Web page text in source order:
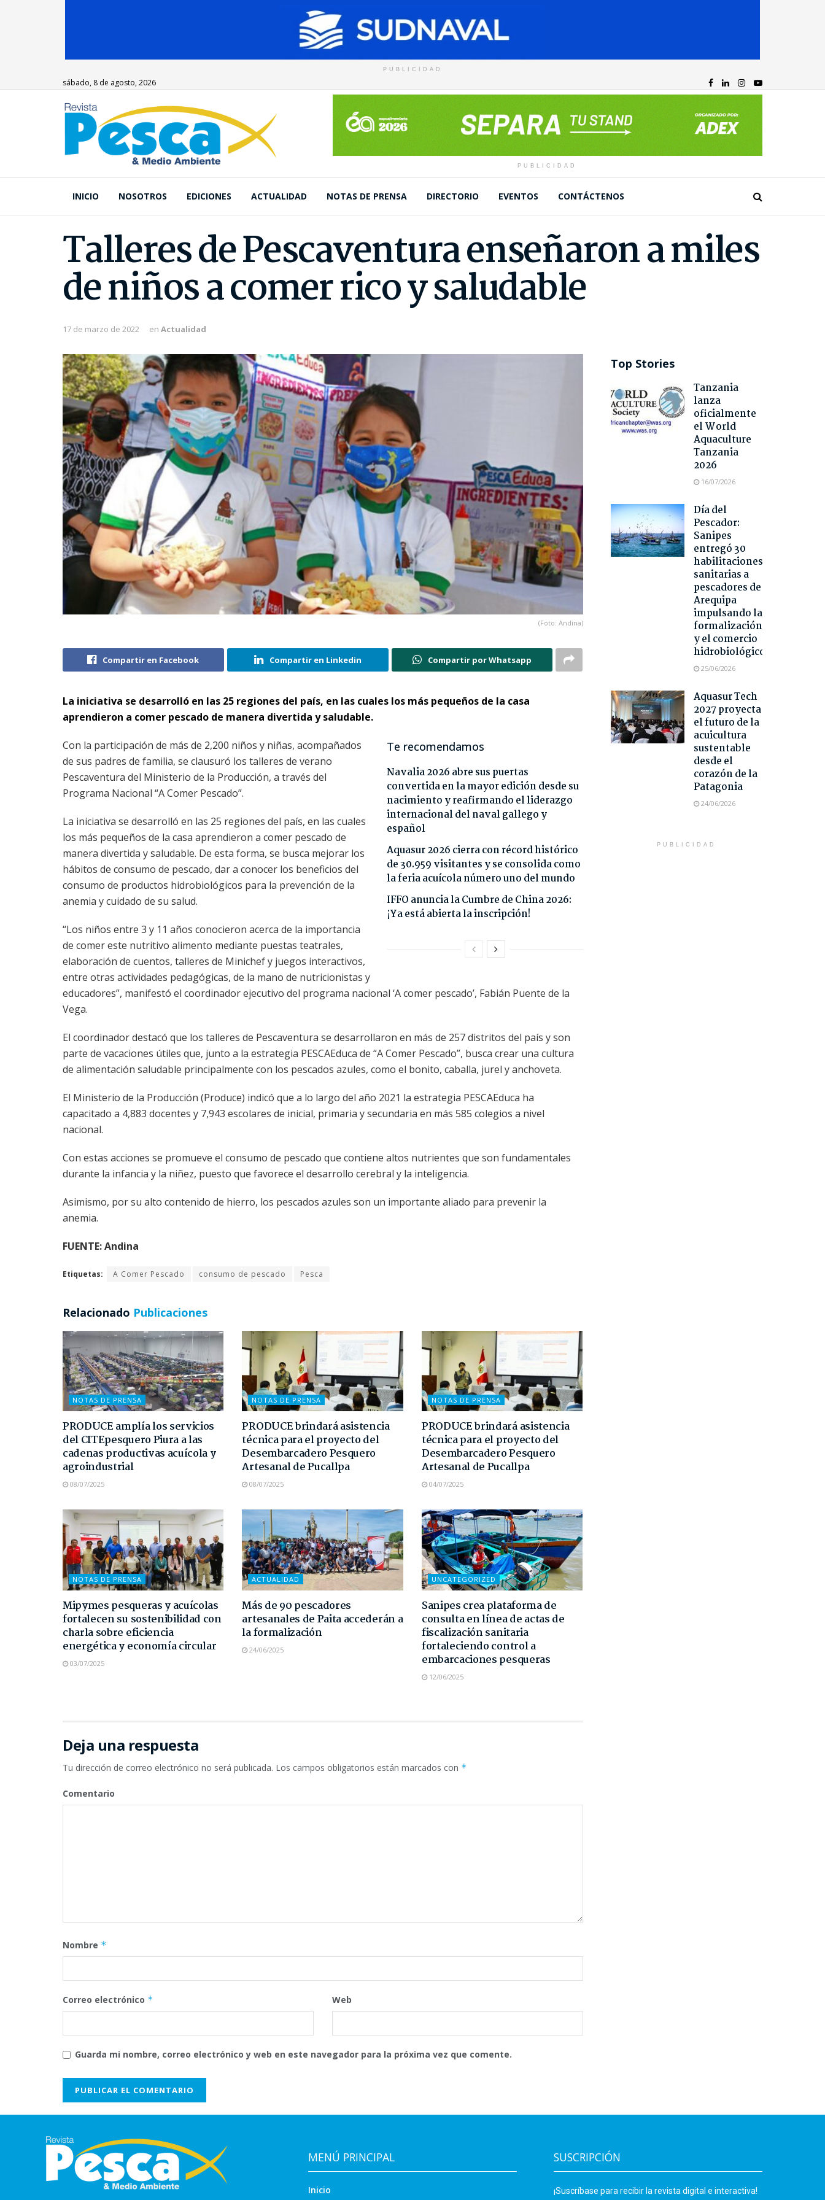
PUBLICIDAD
sábado, 8 de agosto, 2026
PUBLICIDAD
INICIO NOSOTROS EDICIONES ACTUALIDAD NOTAS DE PRENSA DIRECTORIO EVENTOS CONTÁCTENOS
Talleres de Pescaventura enseñaron a miles
de niños a comer rico y saludable
17 de marzo de 2022 en Actualidad
(Foto: Andina)
Compartir en Facebook Compartir en Linkedin Compartir por Whatsapp
La iniciativa se desarrolló en las 25 regiones del país, en las cuales los más pequeños de la casa
aprendieron a comer pescado de manera divertida y saludable.
Te recomendamos
Navalia 2026 abre sus puertas
convertida en la mayor edición desde su
nacimiento y reafirmando el liderazgo
internacional del naval gallego y
español
Aquasur 2026 cierra con récord histórico
de 30.959 visitantes y se consolida como
la feria acuícola número uno del mundo
IFFO anuncia la Cumbre de China 2026:
¡Ya está abierta la inscripción!
Con la participación de más de 2,200 niños y niñas, acompañados
de sus padres de familia, se clausuró los talleres de verano
Pescaventura del Ministerio de la Producción, a través del
Programa Nacional “A Comer Pescado”.
La iniciativa se desarrolló en las 25 regiones del país, en las cuales
los más pequeños de la casa aprendieron a comer pescado de
manera divertida y saludable. De esta forma, se busca mejorar los
hábitos de consumo de pescado, dar a conocer los beneficios del
consumo de productos hidrobiológicos para la prevención de la
anemia y cuidado de su salud.
“Los niños entre 3 y 11 años conocieron acerca de la importancia
de comer este nutritivo alimento mediante puestas teatrales,
elaboración de cuentos, talleres de Minichef y juegos interactivos,
entre otras actividades pedagógicas, de la mano de nutricionistas y
educadores”, manifestó el coordinador ejecutivo del programa nacional ‘A comer pescado’, Fabián Puente de la
Vega.
El coordinador destacó que los talleres de Pescaventura se desarrollaron en más de 257 distritos del país y son
parte de vacaciones útiles que, junto a la estrategia PESCAEduca de “A Comer Pescado”, busca crear una cultura
de alimentación saludable principalmente con los pescados azules, como el bonito, caballa, jurel y anchoveta.
El Ministerio de la Producción (Produce) indicó que a lo largo del año 2021 la estrategia PESCAEduca ha
capacitado a 4,883 docentes y 7,943 escolares de inicial, primaria y secundaria en más 585 colegios a nivel
nacional.
Con estas acciones se promueve el consumo de pescado que contiene altos nutrientes que son fundamentales
durante la infancia y la niñez, puesto que favorece el desarrollo cerebral y la inteligencia.
Asimismo, por su alto contenido de hierro, los pescados azules son un importante aliado para prevenir la
anemia.
FUENTE: Andina
Etiquetas: A Comer Pescado consumo de pescado Pesca
Relacionado Publicaciones
NOTAS DE PRENSA
PRODUCE amplía los servicios
del CITEpesquero Piura a las
cadenas productivas acuícola y
agroindustrial
08/07/2025
NOTAS DE PRENSA
PRODUCE brindará asistencia
técnica para el proyecto del
Desembarcadero Pesquero
Artesanal de Pucallpa
08/07/2025
NOTAS DE PRENSA
PRODUCE brindará asistencia
técnica para el proyecto del
Desembarcadero Pesquero
Artesanal de Pucallpa
04/07/2025
NOTAS DE PRENSA
Mipymes pesqueras y acuícolas
fortalecen su sostenibilidad con
charla sobre eficiencia
energética y economía circular
03/07/2025
ACTUALIDAD
Más de 90 pescadores
artesanales de Paita accederán a
la formalización
24/06/2025
UNCATEGORIZED
Sanipes crea plataforma de
consulta en línea de actas de
fiscalización sanitaria
fortaleciendo control a
embarcaciones pesqueras
12/06/2025
Deja una respuesta
Tu dirección de correo electrónico no será publicada. Los campos obligatorios están marcados con *
Comentario
Nombre *
Correo electrónico * Web
Guarda mi nombre, correo electrónico y web en este navegador para la próxima vez que comente.
Top Stories
Tanzania
lanza
oficialmente
el World
Aquaculture
Tanzania
2026
16/07/2026
Día del
Pescador:
Sanipes
entregó 30
habilitaciones
sanitarias a
pescadores de
Arequipa
impulsando la
formalización
y el comercio
hidrobiológico
25/06/2026
Aquasur Tech
2027 proyecta
el futuro de la
acuicultura
sustentable
desde el
corazón de la
Patagonia
24/06/2026
PUBLICIDAD
MENÚ PRINCIPAL
Inicio
SUSCRIPCIÓN
¡Suscríbase para recibir la revista digital e interactiva!